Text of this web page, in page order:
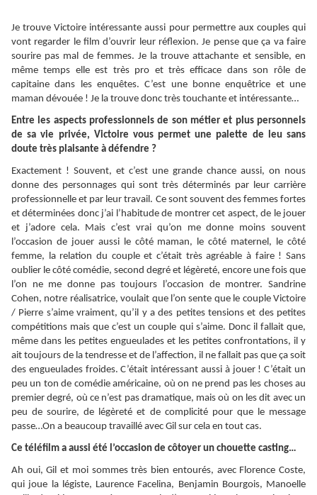
Je trouve Victoire intéressante aussi pour permettre aux couples qui
vont regarder le film d’ouvrir leur réflexion. Je pense que ça va faire
sourire pas mal de femmes. Je la trouve attachante et sensible, en
même temps elle est très pro et très efficace dans son rôle de
capitaine dans les enquêtes. C’est une bonne enquêtrice et une
maman dévouée ! Je la trouve donc très touchante et intéressante…
Entre les aspects professionnels de son métier et plus personnels
de sa vie privée, Victoire vous permet une palette de leu sans
doute très plaisante à défendre ?
Exactement ! Souvent, et c’est une grande chance aussi, on nous
donne des personnages qui sont très déterminés par leur carrière
professionnelle et par leur travail. Ce sont souvent des femmes fortes
et déterminées donc j’ai l’habitude de montrer cet aspect, de le jouer
et j’adore cela. Mais c’est vrai qu’on me donne moins souvent
l’occasion de jouer aussi le côté maman, le côté maternel, le côté
femme, la relation du couple et c’était très agréable à faire ! Sans
oublier le côté comédie, second degré et légèreté, encore une fois que
l’on ne me donne pas toujours l’occasion de montrer. Sandrine
Cohen, notre réalisatrice, voulait que l’on sente que le couple Victoire
/ Pierre s’aime vraiment, qu’il y a des petites tensions et des petites
compétitions mais que c’est un couple qui s’aime. Donc il fallait que,
même dans les petites engueulades et les petites confrontations, il y
ait toujours de la tendresse et de l’affection, il ne fallait pas que ça soit
des engueulades froides. C’était intéressant aussi à jouer ! C’était un
peu un ton de comédie américaine, où on ne prend pas les choses au
premier degré, où ce n’est pas dramatique, mais où on les dit avec un
peu de sourire, de légèreté et de complicité pour que le message
passe…On a beaucoup travaillé avec Gil sur cela en tout cas.
Ce téléfilm a aussi été l’occasion de côtoyer un chouette casting…
Ah oui, Gil et moi sommes très bien entourés, avec Florence Coste,
qui joue la légiste, Laurence Facelina, Benjamin Bourgois, Manoelle